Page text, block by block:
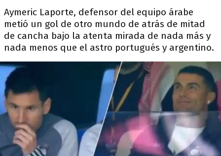
Aymeric Laporte, defensor del equipo árabe
metió un gol de otro mundo de atrás de mitad
de cancha bajo la atenta mirada de nada más y
nada menos que el astro portugués y argentino.